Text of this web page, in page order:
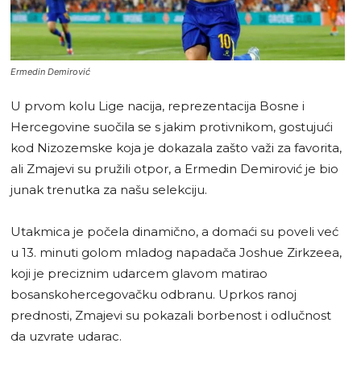
Ermedin Demirović
U prvom kolu Lige nacija, reprezentacija Bosne i
Hercegovine suočila se s jakim protivnikom, gostujući
kod Nizozemske koja je dokazala zašto važi za favorita,
ali Zmajevi su pružili otpor, a Ermedin Demirović je bio
junak trenutka za našu selekciju.
Utakmica je počela dinamično, a domaći su poveli već
u 13. minuti golom mladog napadača Joshue Zirkzeea,
koji je preciznim udarcem glavom matirao
bosanskohercegovačku odbranu. Uprkos ranoj
prednosti, Zmajevi su pokazali borbenost i odlučnost
da uzvrate udarac.